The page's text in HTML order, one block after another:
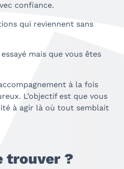
confiance.
qui reviennent sans
mais que vous êtes
à la fois
L’objectif est que vous
à agir là où tout semblait
trouver ?